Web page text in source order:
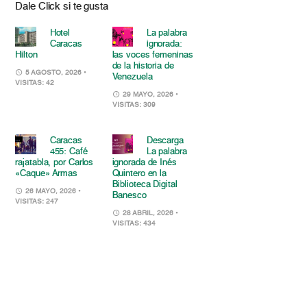
Dale Click si te gusta
Hotel
Caracas
Hilton
5 AGOSTO, 2026 •
VISITAS: 42
La palabra
ignorada:
las voces femeninas
de la historia de
Venezuela
29 MAYO, 2026 •
VISITAS: 309
Caracas
455: Café
rajatabla, por Carlos
«Caque» Armas
26 MAYO, 2026 •
VISITAS: 247
Descarga
La palabra
ignorada de Inés
Quintero en la
Biblioteca Digital
Banesco
28 ABRIL, 2026 •
VISITAS: 434